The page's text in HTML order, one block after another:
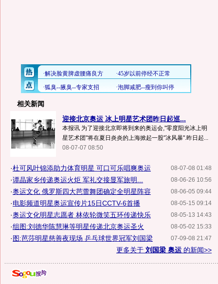
相关新闻
迎接北京奥运 冰上明星艺术团昨日起巡...
本报讯 为了迎接北京即将到来的奥运会,"零度阳光冰上明
星艺术团"将在夏日炎炎的上海掀起一股"冰风暴".昨日起...
08-07-07 08:50
08-07-08 01:48
·杜可风叶锦添助力体育明星 可口可乐唱爽奥运
08-06-26 10:56
·谭晶家乡传递奥运火炬 军礼交接显军旅明...
08-06-05 09:44
·奥运文化 俄罗斯四大芭蕾舞团确定全明星阵容
08-05-15 09:14
·电影频道明星奥运宣传片15日CCTV-6首播
08-05-13 14:43
·奥运文化明星志愿者 林依轮微笑五环传递快乐
08-05-02 15:33
·组图:刘德华陈慧琳等明星传递北京奥运圣火
07-09-08 21:47
·图:芭莎明星慈善夜现场 乒乓球世界冠军刘国梁
更多关于 刘国梁 奥运 的新闻>>